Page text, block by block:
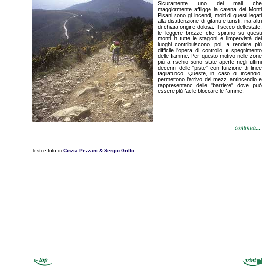
Sicuramente uno dei mali che
maggiormente affligge la catena dei Monti
Pisani sono gli incendi, molti di questi legati
alla disattenzione di gitanti e turisti, ma altri
di chiara origine dolosa. Il secco dell'estate,
le leggere brezze che spirano su questi
monti in tutte le stagioni e l'impervietà dei
luoghi contribuiscono, poi, a rendere più
difficile l'opera di controllo e spegnimento
delle fiamme. Per questo motivo nelle zone
più a rischio sono state aperte negli ultimi
decenni delle "piste" con funzione di linee
tagliafuoco. Queste, in caso di incendio,
permettono l'arrivo dei mezzi antincendio e
rappresentano delle "barriere" dove può
essere più facile bloccare le fiamme.
Testi e foto di Cinzia Pezzani & Sergio Grillo